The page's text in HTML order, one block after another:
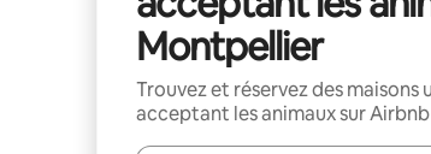
Montpellier
Trouvez et réservez des maisons
acceptant les animaux sur Airbnb